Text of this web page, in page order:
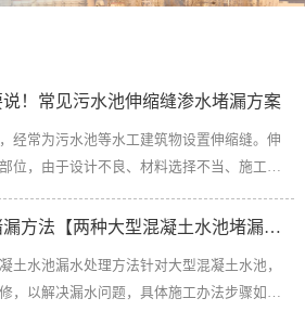
！常见污水池伸缩缝渗水堵漏方案
经常为污水池等水工建筑物设置伸缩缝。伸
位，由于设计不良、材料选择不当、施工质
面详细介绍。荆州污水池伸缩缝渗漏水堵漏
沉降反弹，排水分为3次，1次排水高度在2m
池内的水排除结束后，清扫底板表面，吸引伸
堵漏公司分享污水池堵漏方法【两种大型混凝土水池堵漏方法】
土水池漏水处理方法针对大型混凝土水池，
，以解决漏水问题，具体施工办法步骤如